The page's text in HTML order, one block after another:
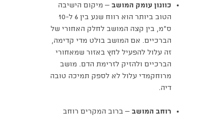
כוונון עומק המושב – מיקום הישיבה
הטוב ביותר הוא רווח שנע בין 6 ל-10
ס״מ, בין קצה המושב לחלק האחורי של
הברכיים. אם המושב בולט מדי קדימה,
זה עלול להפעיל לחץ באזור שמאחורי
הברכיים ולהזיק לזרימת הדם. מושב
מרוחקמדי עלול לא לספק תמיכה טובה
דיה.
רוחב המושב – ברוב המקרים רוחב